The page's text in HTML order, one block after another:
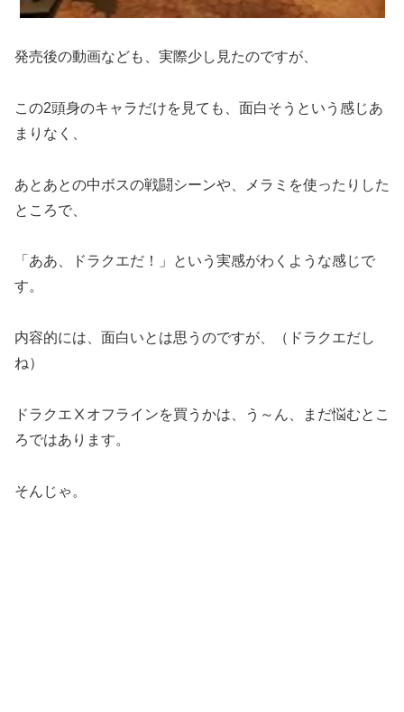
発売後の動画なども、実際少し見たのですが、
この2頭身のキャラだけを見ても、面白そうという感じあ
まりなく、
あとあとの中ボスの戦闘シーンや、メラミを使ったりした
ところで、
「ああ、ドラクエだ！」という実感がわくような感じで
す。
内容的には、面白いとは思うのですが、（ドラクエだし
ね）
ドラクエⅩオフラインを買うかは、う～ん、まだ悩むとこ
ろではあります。
そんじゃ。